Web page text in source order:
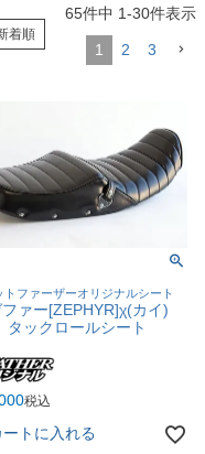
着順
65件中 1-30件表示
1 2 3
トファーザーオリジナルシート
ファー[ZEPHYR]χ(カイ)
タックロールシート
税込
ートに入れる